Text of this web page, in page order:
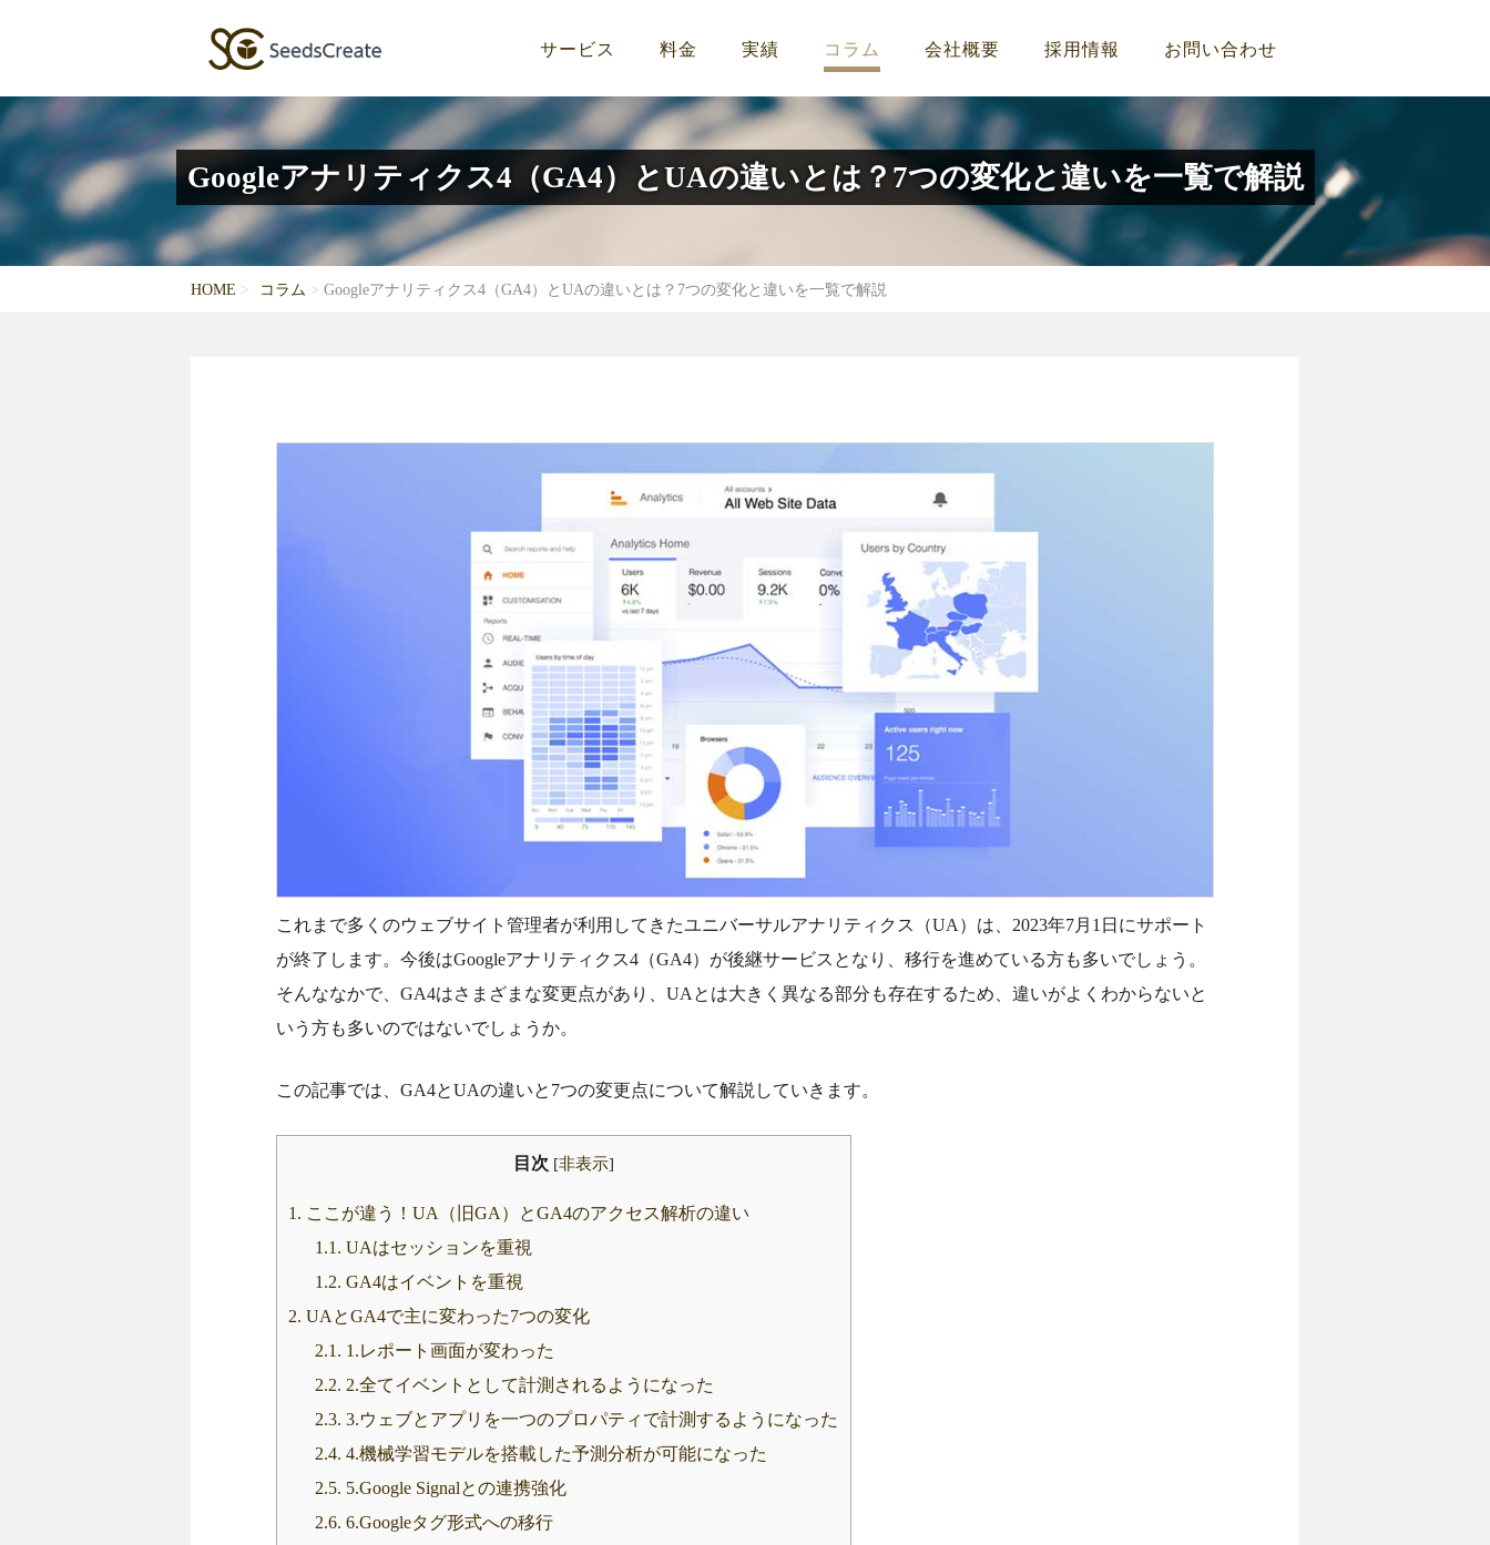
サービス 料金 実績 コラム 会社概要 採用情報 お問い合わせ
Googleアナリティクス4（GA4）とUAの違いとは？7つの変化と違いを一覧で解説
HOME コラム Googleアナリティクス4（GA4）とUAの違いとは？7つの変化と違いを一覧で解説
これまで多くのウェブサイト管理者が利用してきたユニバーサルアナリティクス（UA）は、2023年7月1日にサポート
が終了します。今後はGoogleアナリティクス4（GA4）が後継サービスとなり、移行を進めている方も多いでしょう。
そんななかで、GA4はさまざまな変更点があり、UAとは大きく異なる部分も存在するため、違いがよくわからないと
いう方も多いのではないでしょうか。
この記事では、GA4とUAの違いと7つの変更点について解説していきます。
目次 [非表示]
1. ここが違う！UA（旧GA）とGA4のアクセス解析の違い
1.1. UAはセッションを重視
1.2. GA4はイベントを重視
2. UAとGA4で主に変わった7つの変化
2.1. 1.レポート画面が変わった
2.2. 2.全てイベントとして計測されるようになった
2.3. 3.ウェブとアプリを一つのプロパティで計測するようになった
2.4. 4.機械学習モデルを搭載した予測分析が可能になった
2.5. 5.Google Signalとの連携強化
2.6. 6.Googleタグ形式への移行